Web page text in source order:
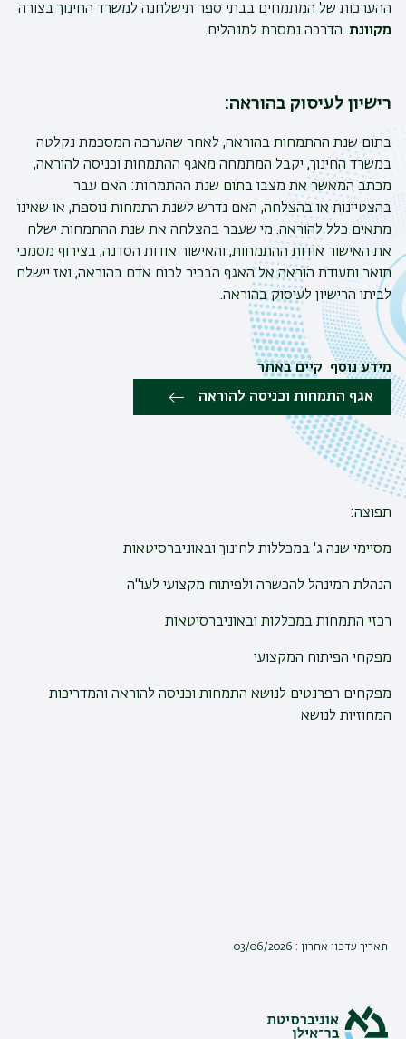
ההערכות של המתמחים בבתי ספר תישלחנה למשרד החינוך בצורה
מקוונת. הדרכה נמסרת למנהלים.
רישיון לעיסוק בהוראה:
בתום שנת ההתמחות בהוראה, לאחר שהערכה המסכמת נקלטה
במשרד החינוך, יקבל המתמחה מאגף ההתמחות וכניסה להוראה,
מכתב המאשר את מצבו בתום שנת ההתמחות: האם עבר
בהצטיינות או בהצלחה, האם נדרש לשנת התמחות נוספת, או שאינו
מתאים כלל להוראה. מי שעבר בהצלחה את שנת ההתמחות ישלח
את האישור אודות ההתמחות, והאישור אודות הסדנה, בצירוף מסמכי
תואר ותעודת הוראה אל האגף הבכיר לכוח אדם בהוראה, ואז יישלח
לביתו הרישיון לעיסוק בהוראה.
מידע נוסף קיים באתר
אגף התמחות וכניסה להוראה
תפוצה:
מסיימי שנה ג' במכללות לחינוך ובאוניברסיטאות
הנהלת המינהל להכשרה ולפיתוח מקצועי לעו"ה
רכזי התמחות במכללות ובאוניברסיטאות
מפקחי הפיתוח המקצועי
מפקחים רפרנטים לנושא התמחות וכניסה להוראה והמדריכות
המחוזיות לנושא
תאריך עדכון אחרון : 03/06/2026